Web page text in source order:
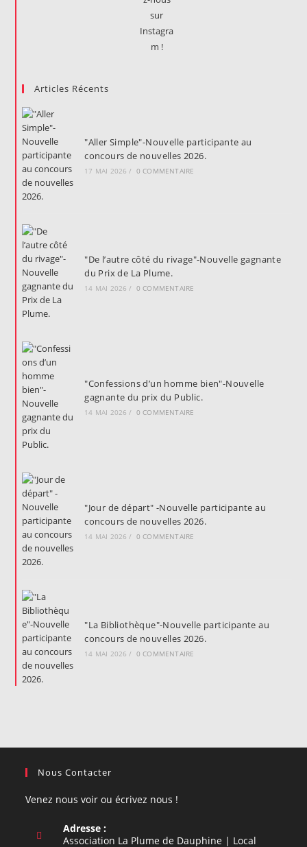
Articles Récents
"Aller Simple"-Nouvelle participante au
concours de nouvelles 2026.
17 MAI 2026 / 0 COMMENTAIRE
"De l’autre côté du rivage"-Nouvelle gagnante
du Prix de La Plume.
14 MAI 2026 / 0 COMMENTAIRE
"Confessions d’un homme bien"-Nouvelle
gagnante du prix du Public.
14 MAI 2026 / 0 COMMENTAIRE
"Jour de départ" -Nouvelle participante au
concours de nouvelles 2026.
14 MAI 2026 / 0 COMMENTAIRE
"La Bibliothèque"-Nouvelle participante au
concours de nouvelles 2026.
14 MAI 2026 / 0 COMMENTAIRE
Nous Contacter
Venez nous voir ou écrivez nous !
Adresse :
Association La Plume de Dauphine | Local